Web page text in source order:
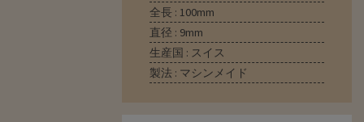
全長 : 100mm
直径 : 9mm
生産国 : スイス
製法 : マシンメイド